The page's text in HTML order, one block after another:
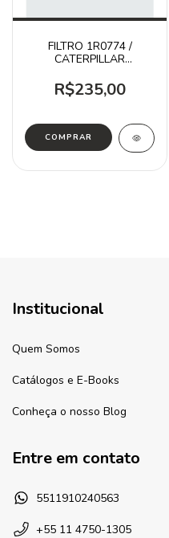
FILTRO 1R0774 /
CATERPILLAR
R$235,00
Institucional
Quem Somos
Catálogos e E-Books
Conheça o nosso Blog
Entre em contato
5511910240563
+55 11 4750-1305